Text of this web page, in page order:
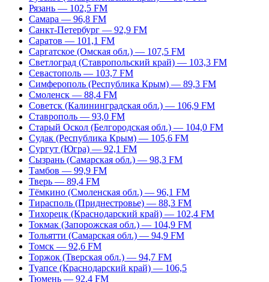
Рязань — 102,5 FM
Самара — 96,8 FM
Санкт-Петербург — 92,9 FM
Саратов — 101,1 FM
Саргатское (Омская обл.) — 107,5 FM
Светлоград (Ставропольский край) — 103,3 FM
Севастополь — 103,7 FM
Симферополь (Республика Крым) — 89,3 FM
Смоленск — 88,4 FM
Советск (Калининградская обл.) — 106,9 FM
Ставрополь — 93,0 FM
Старый Оскол (Белгородская обл.) — 104,0 FM
Судак (Республика Крым) — 105,6 FM
Сургут (Югра) — 92,1 FM
Сызрань (Самарская обл.) — 98,3 FM
Тамбов — 99,9 FM
Тверь — 89,4 FM
Тёмкино (Смоленская обл.) — 96,1 FM
Тирасполь (Приднестровье) — 88,3 FM
Тихорецк (Краснодарский край) — 102,4 FM
Токмак (Запорожская обл.) — 104,9 FM
Тольятти (Самарская обл.) — 94,9 FM
Томск — 92,6 FM
Торжок (Тверская обл.) — 94,7 FM
Туапсе (Краснодарский край) — 106,5
Тюмень — 92,4 FM